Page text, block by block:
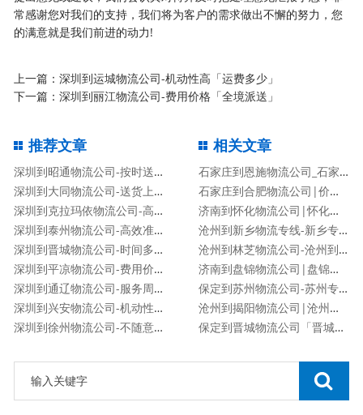
常感谢您对我们的支持，我们将为客户的需求做出不懈的努力，您
的满意就是我们前进的动力!
上一篇：深圳到运城物流公司-机动性高「运费多少」
下一篇：深圳到丽江物流公司-费用价格「全境派送」
推荐文章
深圳到昭通物流公司-按时送达「准时到达」
深圳到大同物流公司-送货上门「费用价格」
深圳到克拉玛依物流公司-高效快捷「高效准时」
深圳到泰州物流公司-高效准时「快运直达」
深圳到晋城物流公司-时间多久「机动性高」
深圳到平凉物流公司-费用价格「全境派送」
深圳到通辽物流公司-服务周到「实时监控」
深圳到兴安物流公司-机动性高「运费多少」
深圳到徐州物流公司-不随意加价「市县派送」
相关文章
石家庄到恩施物流公司_石家庄到恩施物流专线
石家庄到合肥物流公司|价格查询
济南到怀化物流公司|怀化专线
沧州到新乡物流专线-新乡专线
沧州到林芝物流公司-沧州到林芝货运专线
济南到盘锦物流公司|盘锦专线
保定到苏州物流公司-苏州专线
沧州到揭阳物流公司|沧州到揭阳物流专线
保定到晋城物流公司「晋城专线」